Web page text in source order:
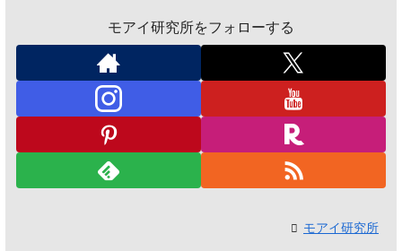
モアイ研究所をフォローする
モアイ研究所